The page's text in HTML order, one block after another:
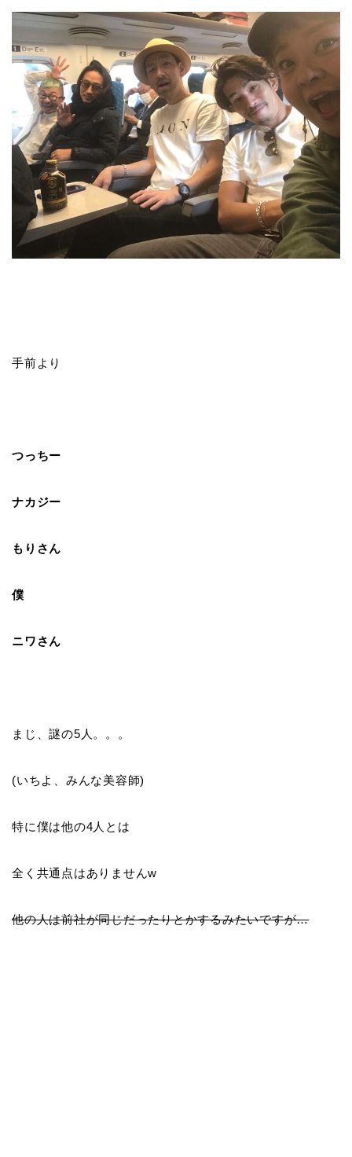
手前より
つっちー
ナカジー
もりさん
僕
ニワさん
まじ、謎の5人。。。
(いちよ、みんな美容師)
特に僕は他の4人とは
全く共通点はありませんw
他の人は前社が同じだったりとかするみたいですが…